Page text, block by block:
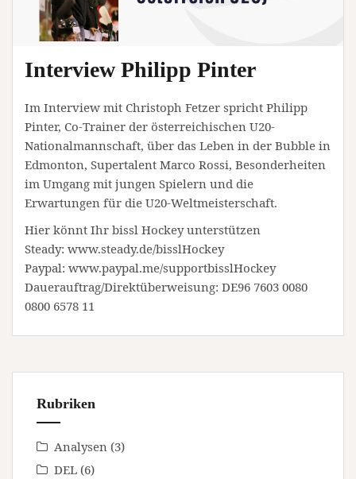
Interview Philipp Pinter
Im Interview mit Christoph Fetzer spricht Philipp
Pinter, Co-Trainer der österreichischen U20-
Nationalmannschaft, über das Leben in der Bubble in
Edmonton, Supertalent Marco Rossi, Besonderheiten
im Umgang mit jungen Spielern und die
Erwartungen für die U20-Weltmeisterschaft.
Hier könnt Ihr bissl Hockey unterstützen
Steady: www.steady.de/bisslHockey
Paypal: www.paypal.me/supportbisslHockey
Dauerauftrag/Direktüberweisung: DE96 7603 0080
0800 6578 11
Rubriken
Analysen (3)
DEL (6)